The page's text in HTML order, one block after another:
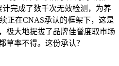
完成了数千次无效检测，为养
正在CNAS承认的框架下，这是
极大地提拔了品牌佳誉度取市场
草率不得。这份承认？